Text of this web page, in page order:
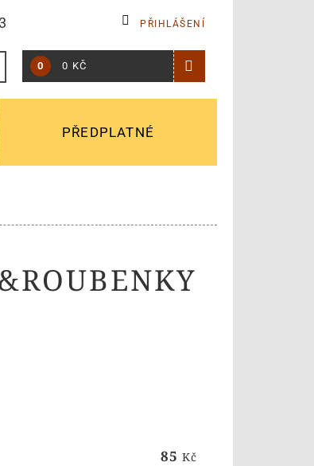
PŘIHLÁŠENÍ
0 0 KČ
PŘEDPLATNÉ
85 Kč